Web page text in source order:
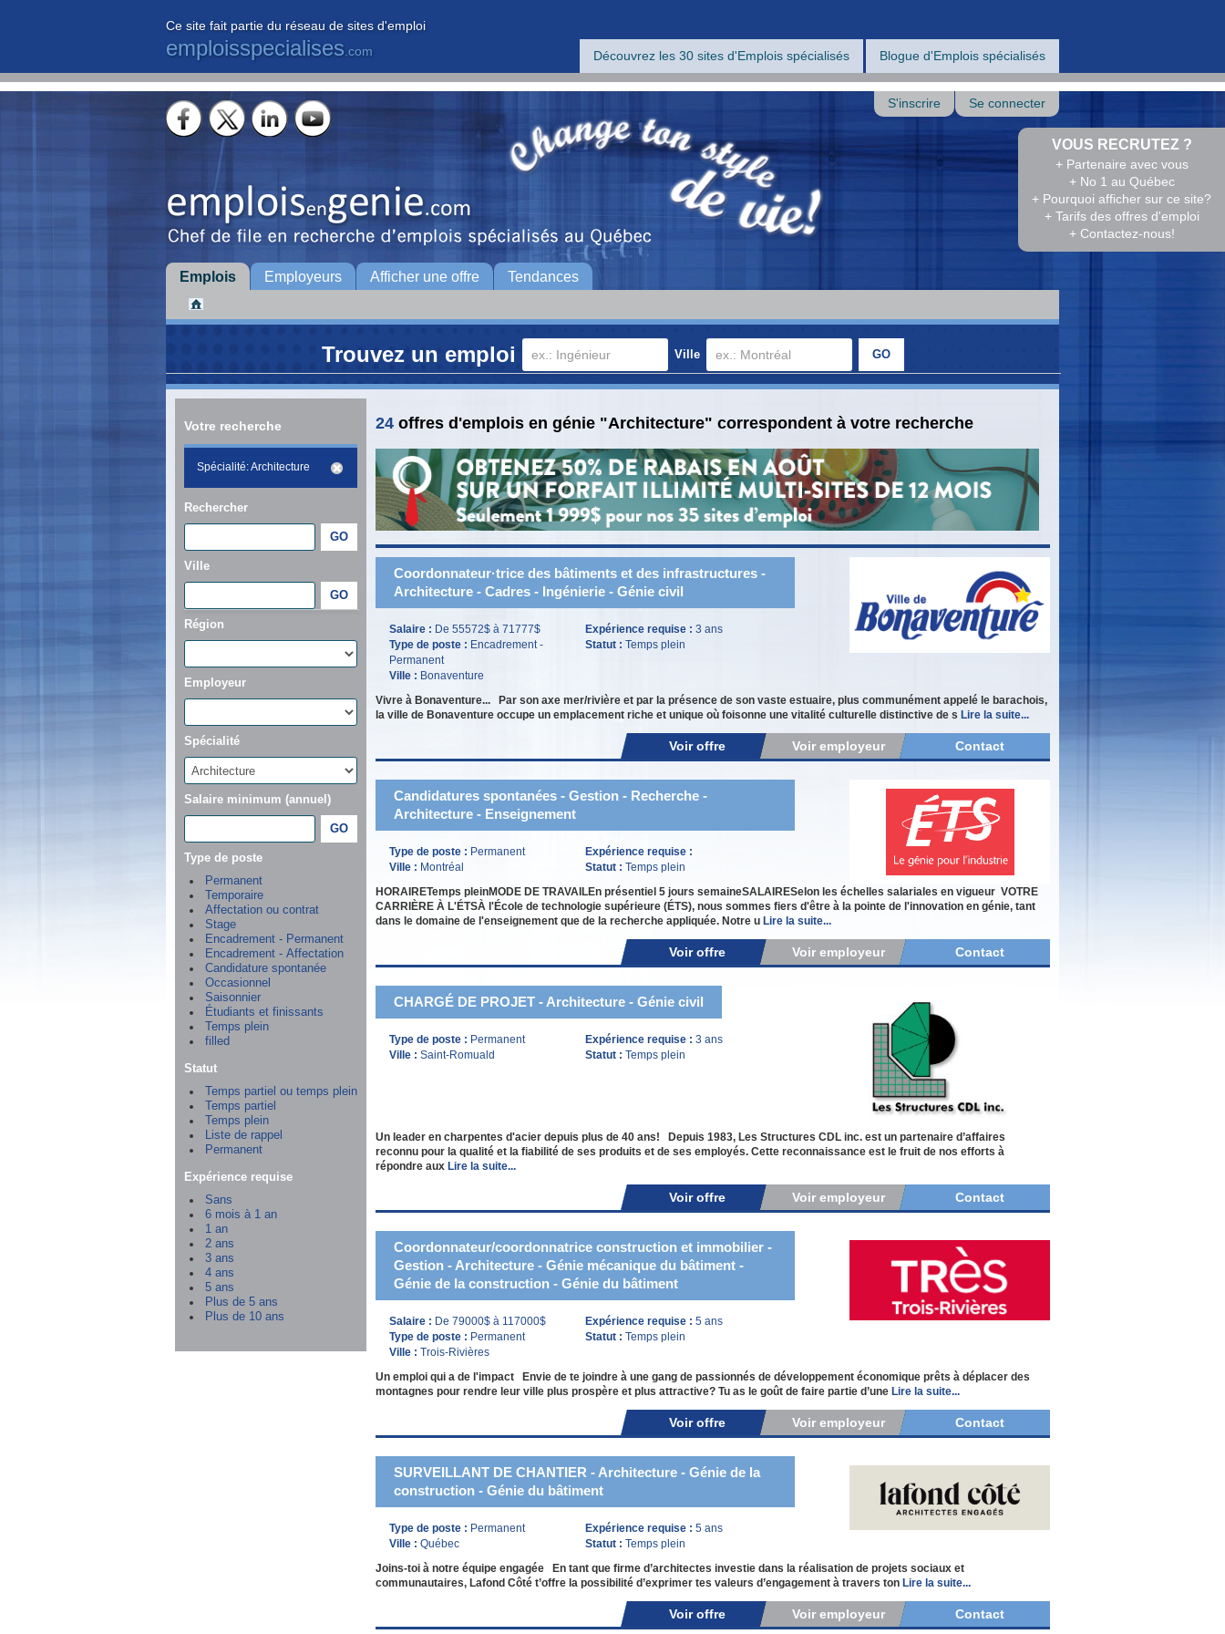
Ce site fait partie du réseau de sites d'emploi
emploisspecialises .com Découvrez les 30 sites d'Emplois spécialisés Blogue d'Emplois spécialisés
VOUS RECRUTEZ ?
+ Partenaire avec vous
+ No 1 au Québec
+ Pourquoi afficher sur ce site?
+ Tarifs des offres d'emploi
+ Contactez-nous!
S'inscrire Se connecter
Emplois Employeurs Afficher une offre Tendances
Trouvez un emploi Ville
Votre recherche
Spécialité: Architecture
Rechercher
Ville
Région
Employeur
Spécialité
Salaire minimum (annuel)
Type de poste
Permanent
Temporaire
Affectation ou contrat
Stage
Encadrement - Permanent
Encadrement - Affectation
Candidature spontanée
Occasionnel
Saisonnier
Étudiants et finissants
Temps plein
filled
Statut
Temps partiel ou temps plein
Temps partiel
Temps plein
Liste de rappel
Permanent
Expérience requise
Sans
6 mois à 1 an
1 an
2 ans
3 ans
4 ans
5 ans
Plus de 5 ans
Plus de 10 ans
24 offres d'emplois en génie "Architecture" correspondent à votre recherche
Coordonnateur·trice des bâtiments et des infrastructures -
Architecture - Cadres - Ingénierie - Génie civil
Salaire : De 55572$ à 71777$
Type de poste : Encadrement -
Permanent
Ville : Bonaventure
Expérience requise : 3 ans
Statut : Temps plein
Vivre à Bonaventure... Par son axe mer/rivière et par la présence de son vaste estuaire, plus communément appelé le barachois,
la ville de Bonaventure occupe un emplacement riche et unique où foisonne une vitalité culturelle distinctive de s Lire la suite...
Voir offre Voir employeur Contact
Candidatures spontanées - Gestion - Recherche -
Architecture - Enseignement
Type de poste : Permanent
Ville : Montréal
Expérience requise :
Statut : Temps plein
HORAIRETemps pleinMODE DE TRAVAILEn présentiel 5 jours semaineSALAIRESelon les échelles salariales en vigueur VOTRE
CARRIÈRE À L'ÉTSÀ l'École de technologie supérieure (ÉTS), nous sommes fiers d'être à la pointe de l'innovation en génie, tant
dans le domaine de l'enseignement que de la recherche appliquée. Notre u Lire la suite...
Voir offre Voir employeur Contact
CHARGÉ DE PROJET - Architecture - Génie civil
Type de poste : Permanent
Ville : Saint-Romuald
Expérience requise : 3 ans
Statut : Temps plein
Un leader en charpentes d'acier depuis plus de 40 ans! Depuis 1983, Les Structures CDL inc. est un partenaire d’affaires
reconnu pour la qualité et la fiabilité de ses produits et de ses employés. Cette reconnaissance est le fruit de nos efforts à
répondre aux Lire la suite...
Voir offre Voir employeur Contact
Coordonnateur/coordonnatrice construction et immobilier -
Gestion - Architecture - Génie mécanique du bâtiment -
Génie de la construction - Génie du bâtiment
Salaire : De 79000$ à 117000$
Type de poste : Permanent
Ville : Trois-Rivières
Expérience requise : 5 ans
Statut : Temps plein
Un emploi qui a de l'impact Envie de te joindre à une gang de passionnés de développement économique prêts à déplacer des
montagnes pour rendre leur ville plus prospère et plus attractive? Tu as le goût de faire partie d’une Lire la suite...
Voir offre Voir employeur Contact
SURVEILLANT DE CHANTIER - Architecture - Génie de la
construction - Génie du bâtiment
Type de poste : Permanent
Ville : Québec
Expérience requise : 5 ans
Statut : Temps plein
Joins-toi à notre équipe engagée En tant que firme d’architectes investie dans la réalisation de projets sociaux et
communautaires, Lafond Côté t’offre la possibilité d’exprimer tes valeurs d’engagement à travers ton Lire la suite...
Voir offre Voir employeur Contact